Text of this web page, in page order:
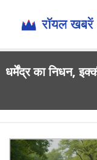
धर्मेंद्र का निधन,